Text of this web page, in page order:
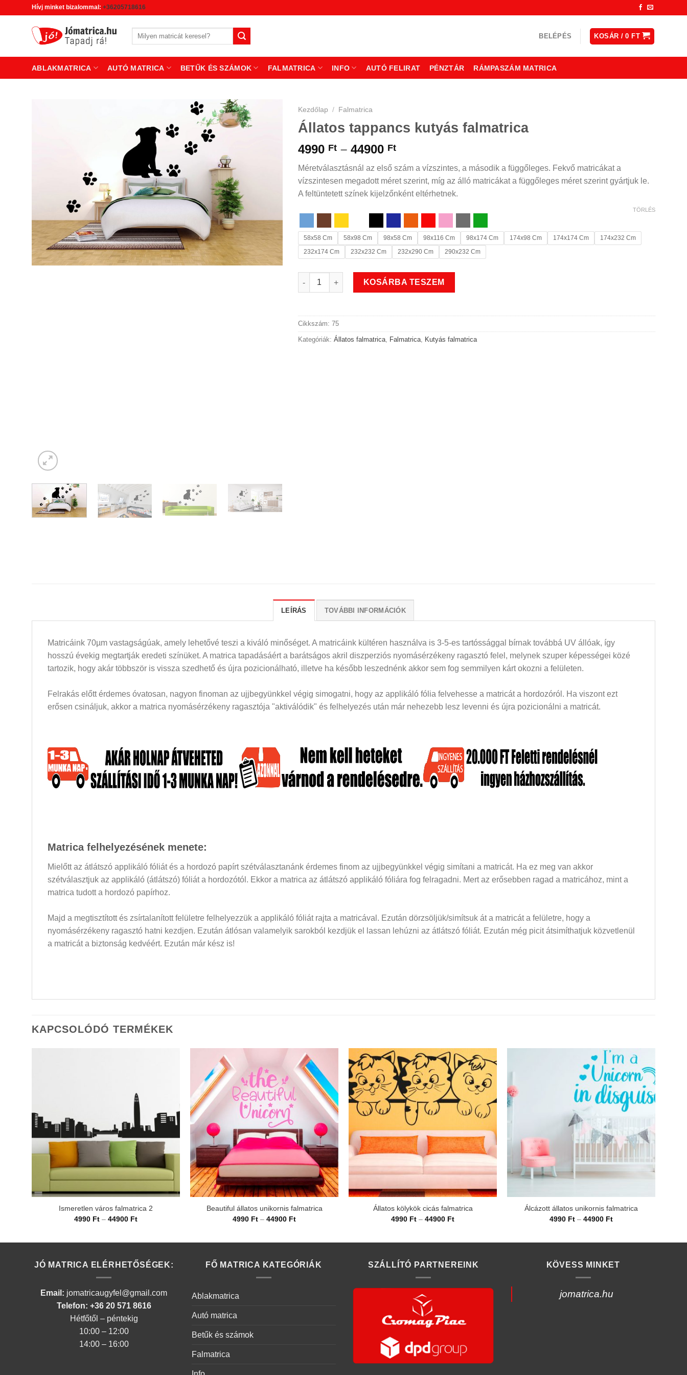
Hívj minket bizalommal: +36205718616
Keresés
BELÉPÉS KOSÁR /0FT
ABLAKMATRICA AUTÓ MATRICA BETŰK ÉS SZÁMOK FALMATRICA INFO AUTÓ FELIRAT PÉNZTÁR RÁMPASZÁM MATRICA
Kezdőlap / Falmatrica
Állatos tappancs kutyás falmatrica
4990 Ft – 44900 FtÁrtartomány:
4990 Ft
-
44900 Ft
Méretválasztásnál az első szám a vízszintes, a második a függőleges. Fekvő matricákat a
vízszintesen megadott méret szerint, míg az álló matricákat a függőleges méret szerint gyártjuk le.
A feltüntetett színek kijelzőnként eltérhetnek.
58x58 Cm 58x98 Cm 98x58 Cm 98x116 Cm 98x174 Cm 174x98 Cm 174x174 Cm
174x232 Cm
232x174 Cm
232x232 Cm 232x290 Cm 290x232 Cm
TÖRLÉS
Állatos tappancs kutyás falmatrica mennyiség
KOSÁRBA TESZEM
Cikkszám: 75
Kategóriák: Állatos falmatrica, Falmatrica, Kutyás falmatrica
LEÍRÁS TOVÁBBI INFORMÁCIÓK
Matricáink 70µm vastagságúak, amely lehetővé teszi a kiváló minőséget. A matricáink kültéren használva is 3-5-es tartóssággal bírnak továbbá UV állóak, így
hosszú évekig megtartják eredeti színüket. A matrica tapadásáért a barátságos akril diszperziós nyomásérzékeny ragasztó felel, melynek szuper képességei közé
tartozik, hogy akár többször is vissza szedhető és újra pozicionálható, illetve ha később leszednénk akkor sem fog semmilyen kárt okozni a felületen.
Felrakás előtt érdemes óvatosan, nagyon finoman az ujjbegyünkkel végig simogatni, hogy az applikáló fólia felvehesse a matricát a hordozóról. Ha viszont ezt
erősen csináljuk, akkor a matrica nyomásérzékeny ragasztója "aktiválódik" és felhelyezés után már nehezebb lesz levenni és újra pozicionálni a matricát.
Matrica felhelyezésének menete:
Mielőtt az átlátszó applikáló fóliát és a hordozó papírt szétválasztanánk érdemes finom az ujjbegyünkkel végig simítani a matricát. Ha ez meg van akkor
szétválasztjuk az applikáló (átlátszó) fóliát a hordozótól. Ekkor a matrica az átlátszó applikáló fóliára fog felragadni. Mert az erősebben ragad a matricához, mint a
matrica tudott a hordozó papírhoz.
Majd a megtisztított és zsírtalanított felületre felhelyezzük a applikáló fóliát rajta a matricával. Ezután dörzsöljük/simítsuk át a matricát a felületre, hogy a
nyomásérzékeny ragasztó hatni kezdjen. Ezután átlósan valamelyik sarokból kezdjük el lassan lehúzni az átlátszó fóliát. Ezután még picit átsimíthatjuk közvetlenül
a matricát a biztonság kedvéért. Ezután már kész is!
KAPCSOLÓDÓ TERMÉKEK
Ismeretlen város falmatrica 2
4990 Ft – 44900 FtÁrtartomány:
Beautiful állatos unikornis falmatrica
4990 Ft – 44900 FtÁrtartomány:
Állatos kölykök cicás falmatrica
4990 Ft – 44900 FtÁrtartomány:
Álcázott állatos unikornis falmatrica
4990 Ft – 44900 FtÁrtartomány:
JÓ MATRICA ELÉRHETŐSÉGEK:
Email: jomatricaugyfel@gmail.com
Telefon: +36 20 571 8616
Hétfőtől – péntekig
10:00 – 12:00
14:00 – 16:00
FŐ MATRICA KATEGÓRIÁK
Ablakmatrica
Autó matrica
Betűk és számok
Falmatrica
SZÁLLÍTÓ PARTNEREINK KÖVESS MINKET
jomatrica.hu